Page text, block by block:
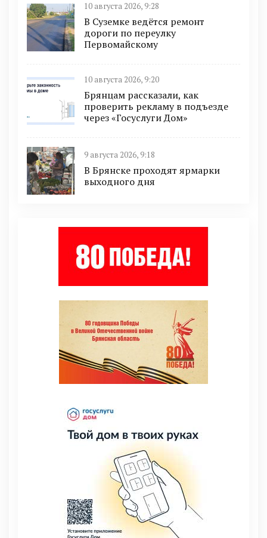
10 августа 2026, 9:28
В Суземке ведётся ремонт
дороги по переулку
Первомайскому
10 августа 2026, 9:20
Брянцам рассказали, как
проверить рекламу в подъезде
через «Госуслуги Дом»
9 августа 2026, 9:18
В Брянске проходят ярмарки
выходного дня